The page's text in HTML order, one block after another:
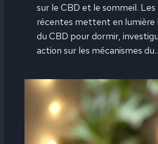
sur le CBD et le sommeil.
récentes mettent en lumière
du CBD pour dormir,
action sur les mécanismes